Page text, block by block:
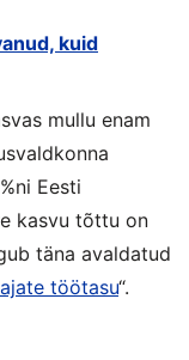
kuid
mullu enam
Eesti
kasvu tõttu on
täna avaldatud
töötasu“.